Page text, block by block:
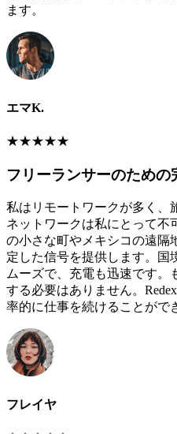
ます。
エマK.
★★★★★
フリーランサーのための
私はリモートワークが多く、
ネットワークは私にとって不
の小さな町やメキシコの遠隔
定した信号を提供します。国
ムーズで、充電も迅速です
する必要はありません。
率的に仕事を続けることがで
フレイヤ